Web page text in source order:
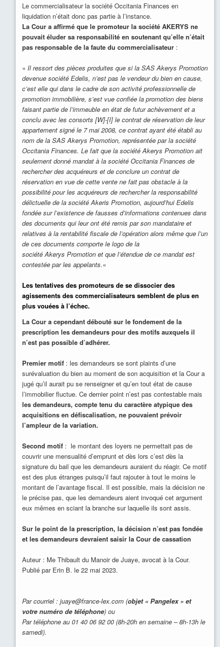
Le commercialisateur la société Occitania Finances en
liquidation n’était donc pas partie à l’instance.
La Cour a affirmé que le promoteur la société AKERYS ne
pouvait éluder sa responsabilité en soutenant qu’elle n’était
pas responsable de la faute du commercialisateur:
« Il ressort des pièces produites que si la SAS Akerys Promotion
devenue société Edelis, n’est pas le vendeur du bien en cause,
c’est elle qui dans le cadre de son activité professionnelle de
promotion immobilière, s’est vue confiée la promotion des biens
faisant partie de l’immeuble en état de futur achèvement et a
conclu avec les consorts [W]-[I] le contrat de réservation de leur
appartement signé le 7 mai 2008, ce contrat ayant été établi au
nom de la SAS Akerys Promotion, représentée par la société
Occitania Finances. Le fait que la société Akerys Promotion ait
seulement donné mandat à la société Occitania Finances de
rechercher des acquéreurs et de conclure un contrat de
réservation en vue de cette vente ne fait pas obstacle à la
possibilité pour les acquéreurs de rechercher la responsabilité
délictuelle de la société Akeris Promotion, aujourd’hui Edelis
fondée sur l’existence de fausses d’informations contenues dans
des documents qui leur ont été remis par son mandataire et
relatives à la rentabilité fiscale de l’opération alors même que l’un
de ces documents comporte le logo de la
société Akerys Promotion et que l’étendue de ce mandat est
contestée par les appelants.«
Les tentatives des promoteurs de se dissocier des
agissements des commercialisateurs semblent de plus en
plus vouées à l’échec.
La Cour a cependant débouté sur le fondement de la
prescription les demandeurs pour des motifs auxquels il
n’est pas possible d’adhérer.
Premier motif: les demandeurs se sont plaints d’une
surévaluation du bien au moment de son acquisition et la Cour a
jugé qu’il aurait pu se renseigner et qu’en tout état de cause
l’immobilier fluctue. Ce dernier point n’est pas contestable mais
les demandeurs, compte tenu du caractère atypique des
acquisitions en défiscalisation, ne pouvaient prévoir
l’ampleur de la variation.
Second motif: le montant des loyers ne permettait pas de
couvrir une mensualité d’emprunt et dès lors c’est dès la
signature du bail que les demandeurs auraient du réagir. Ce motif
est des plus étranges puisqu’il faut rajouter à tout le moins le
montant de l’avantage fiscal. Il est possible, mais la décision ne
le précise pas, que les demandeurs aient invoqué cet argument
eux mêmes en sciant la branche sur laquelle ils sont assis.
Sur le point de la prescription, la décision n’est pas fondée
et les demandeurs devraient saisir la Cour de cassation
Auteur : Me Thibault du Manoir de Juaye, avocat à la Cour.
Publié par Erin B. le 22 mai 2023.
Par courriel : juaye@france-lex.com (objet « Pangelex » et
votre numéro de téléphone) ou
Par téléphone au 01 40 06 92 00 (8h-20h en semaine – 8h-13h le
samedi).